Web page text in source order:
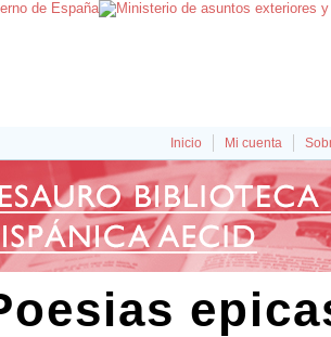
Inicio Mi cuenta